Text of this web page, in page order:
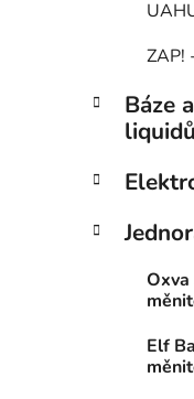
ZAP!
Báze
liquidů
Elf